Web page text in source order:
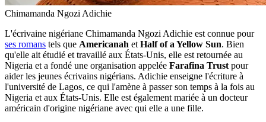
Chimamanda Ngozi Adichie
L'écrivaine nigériane Chimamanda Ngozi Adichie est connue pour
ses romans tels que Americanah et Half of a Yellow Sun. Bien
qu'elle ait étudié et travaillé aux États-Unis, elle est retournée au
Nigeria et a fondé une organisation appelée Farafina Trust pour
aider les jeunes écrivains nigérians. Adichie enseigne l'écriture à
l'université de Lagos, ce qui l'amène à passer son temps à la fois au
Nigeria et aux États-Unis. Elle est également mariée à un docteur
américain d'origine nigériane avec qui elle a une fille.